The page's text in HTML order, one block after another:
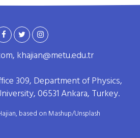
khajian@metu.edu.tr
309, Department of Physics,
06531 Ankara, Turkey.
based on Mashup/Unsplash